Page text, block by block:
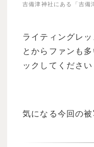
吉備津神社にある「吉備
ライティングレ
とからファンも
ックしてください
気になる今回の